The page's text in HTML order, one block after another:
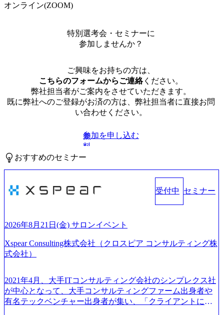
オンライン(ZOOM)
特別選考会・セミナーに
参加しませんか？
ご興味をお持ちの方は、
こちらのフォームからご連絡ください。
弊社担当者がご案内をさせていただきます。
既に弊社へのご登録がお済の方は、弊社担当者に直接お問
い合わせください。
無
料
参加を申し込む
おすすめのセミナー
受付中 セミナー
2026年8月21日(金) サロンイベント
Xspear Consulting株式会社（クロスピア コンサルティング株
式会社）
2021年4月、大手ITコンサルティング会社のシンプレクス社
が中心となって、大手コンサルティングファーム出身者や
有名テックベンチャー出身者が集い、「クライアントにと